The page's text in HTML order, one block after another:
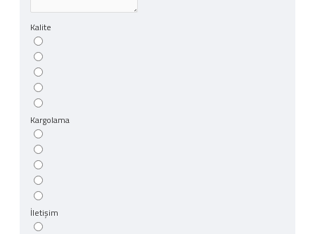
Kalite
Kargolama
İletişim